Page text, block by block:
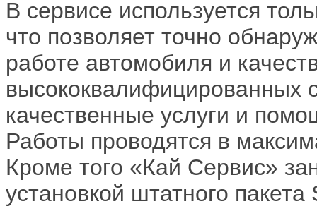
В сервисе используется
что позволяет точно
работе автомобиля и
высококвалифицированных
качественные услуги и
Работы проводятся в
Кроме того «Кай Cервис»
установкой штатного